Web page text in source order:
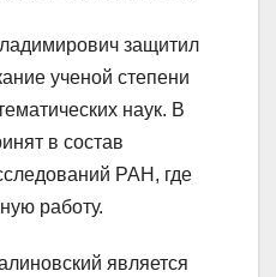
защитил
ученой степени
наук. В
в состав
РАН, где
работу.
является